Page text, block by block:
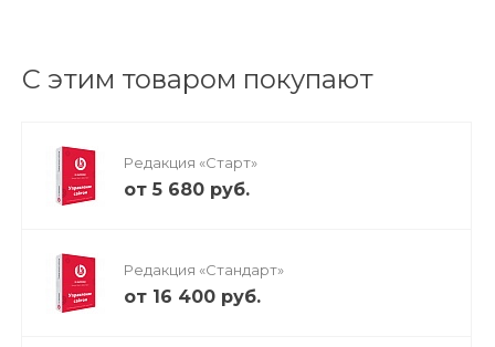
С этим товаром покупают
Редакция «Старт»
от 5 680 руб.
Редакция «Стандарт»
от 16 400 руб.